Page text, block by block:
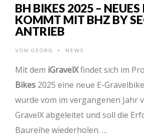
BH BIKES 2025 –
KOMMT MIT BHZ BY
ANTRIEB
VON GEORG • NEWS
Mit dem iGravelXfindet sich im
Bikes 2025 eine neue E-
wurde vom im vergangenen Jahr
GravelX abgeleitet und soll die
Baureihe wiederholen. …